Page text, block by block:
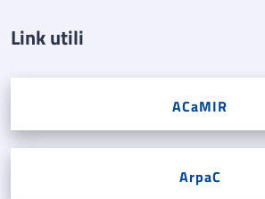
Link utili
ACaMIR
ArpaC